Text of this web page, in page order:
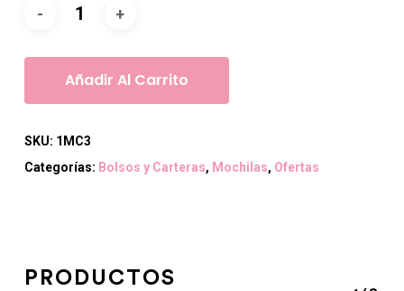
Añadir Al Carrito
SKU: 1MC3
Categorías: Bolsos y Carteras, Mochilas, Ofertas
PRODUCTOS